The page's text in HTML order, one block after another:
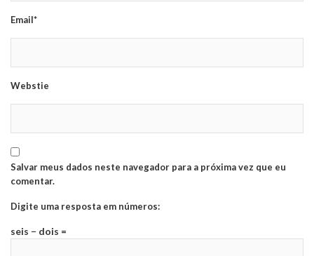
Email*
Webstie
Salvar meus dados neste navegador para a próxima vez que eu
comentar.
Digite uma resposta em números:
seis − dois =